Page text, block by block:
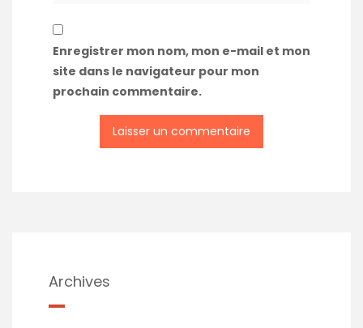
Enregistrer mon nom, mon e-mail et mon
site dans le navigateur pour mon
prochain commentaire.
t
i
v
Archives